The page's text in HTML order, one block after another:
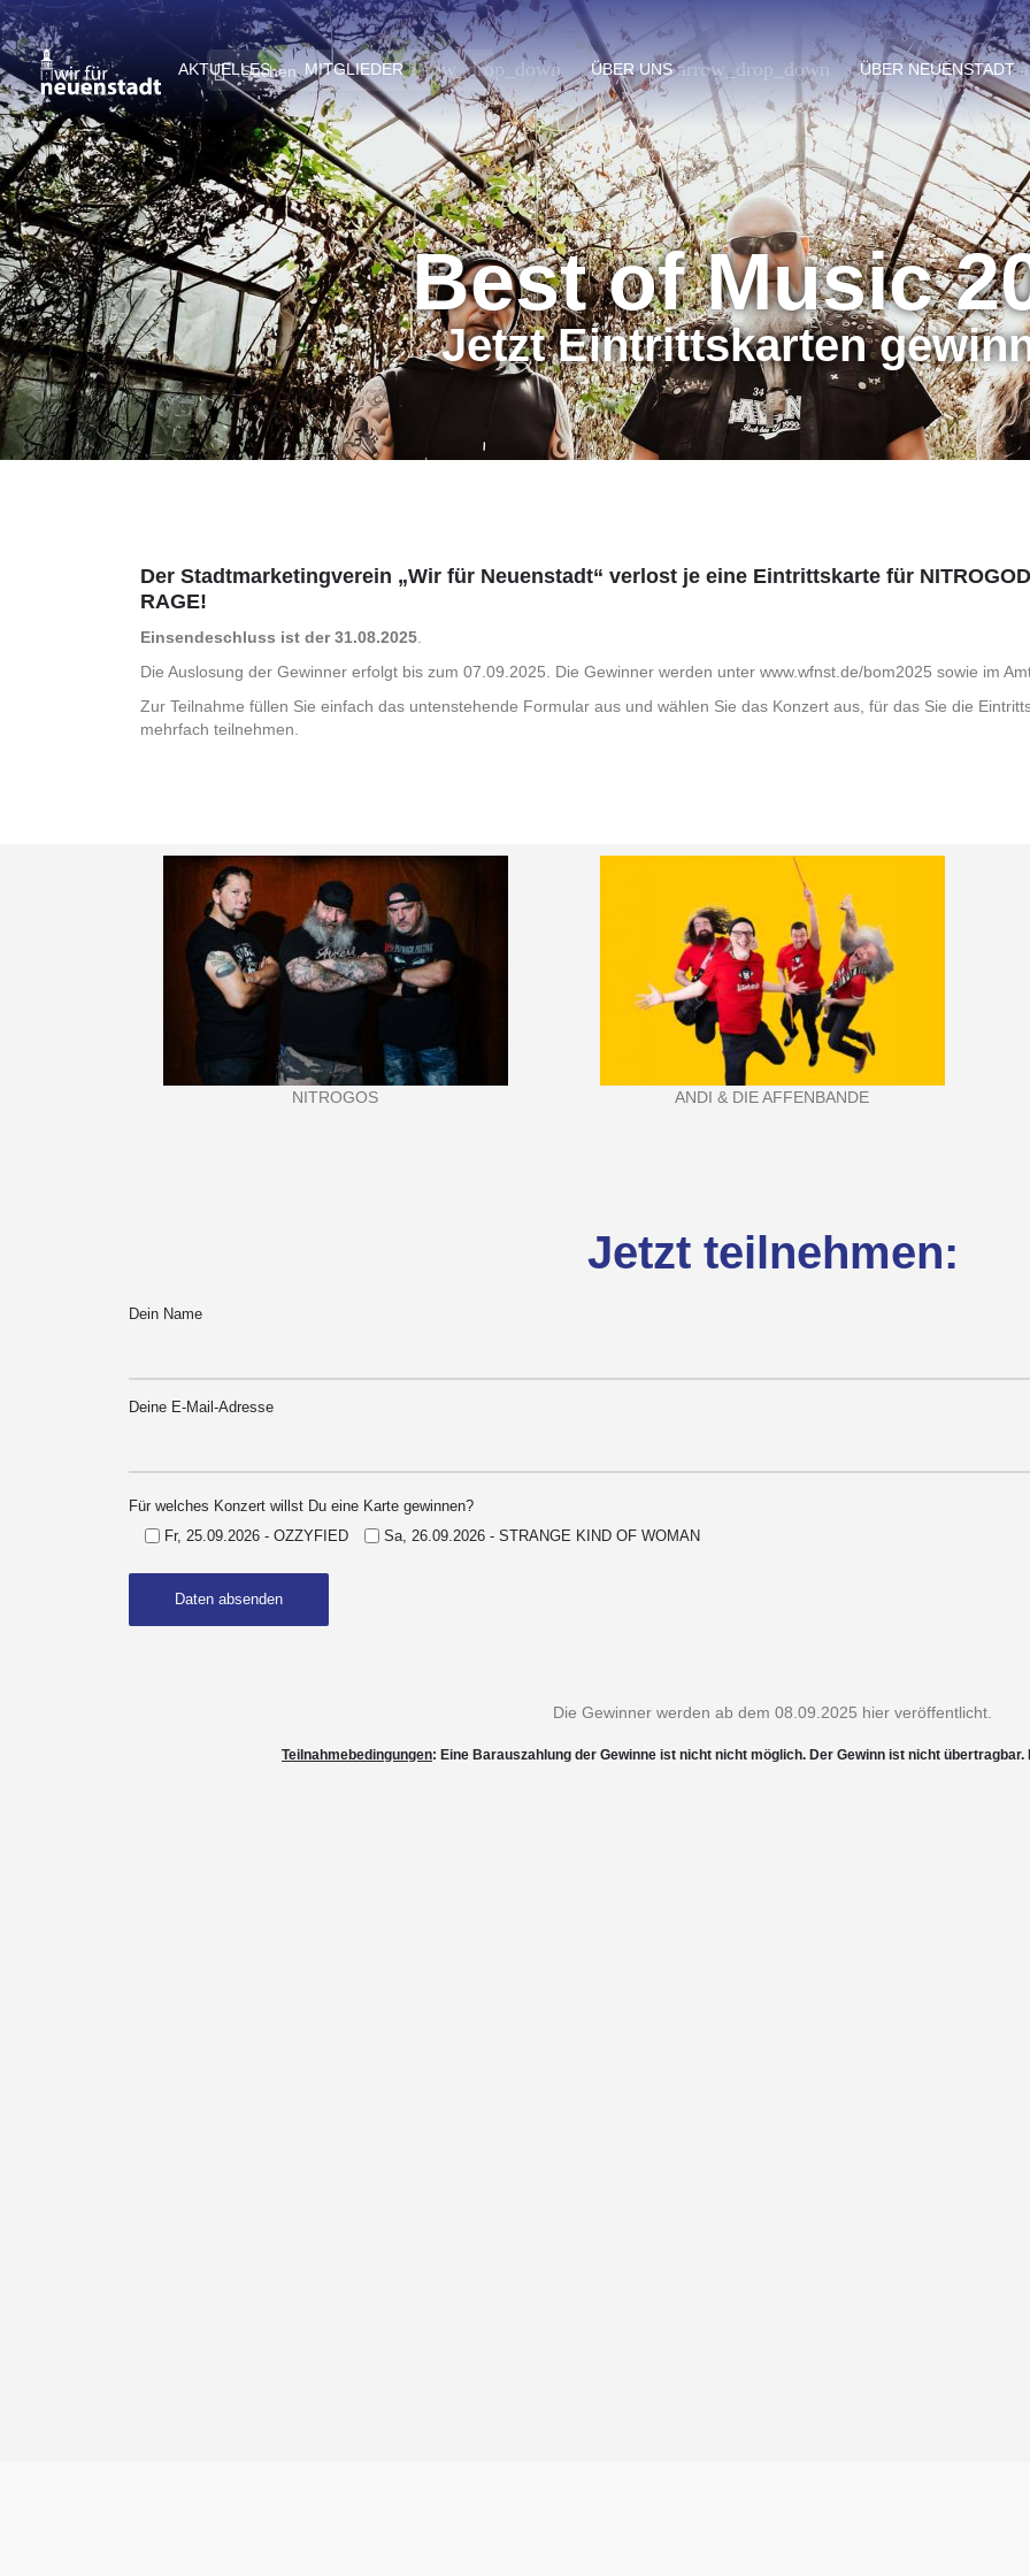
AKTUELLES MITGLIEDER arrow_drop_down ÜBER UNS arrow_drop_down ÜBER NEUENSTADT
Best of Music
Jetzt Eintrittskarten
Der Stadtmarketingverein „Wir für Neuenstadt“ verlost je eine Eintrittskarte für
RAGE!
Einsendeschluss ist der 31.08.2025
Die Auslosung der Gewinner erfolgt bis zum 07.09.2025. Die Gewinner werden unter www.wfnst.de/bom2025 sowie im
Zur Teilnahme füllen Sie einfach das untenstehende Formular aus und wählen Sie das Konzert aus, für das Sie die
mehrfach teilnehmen.
NITROGOS ANDI & DIE AFFENBANDE
Jetzt teilnehmen:
Dein Name
Deine E-Mail-Adresse
Für welches Konzert willst Du eine Karte gewinnen?
Fr, 25.09.2026 - OZZYFIED
Sa, 26.09.2026 - STRANGE KIND OF WOMAN
Die Gewinner werden ab dem 08.09.2025 hier veröffentlicht.
Teilnahmebedingungen: Eine Barauszahlung der Gewinne ist nicht nicht möglich. Der Gewinn ist nicht